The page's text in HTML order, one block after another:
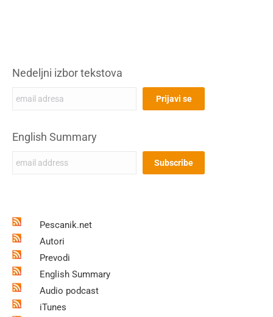
Nedeljni izbor tekstova
English Summary
Pescanik.net
Autori
Prevodi
English Summary
Audio podcast
iTunes